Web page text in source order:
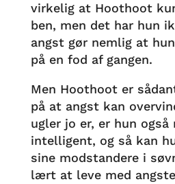
virkelig at Hoothoot
ben, men det har hun
angst gør nemlig at
på en fod af gangen.
Men Hoothoot er
på at angst kan
ugler jo er, er hun også
intelligent, og så kan
sine modstandere i
lært at leve med